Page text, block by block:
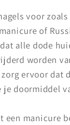
voor
of
alle dode
worden
ervoor dat
je doormiddel
een manicure